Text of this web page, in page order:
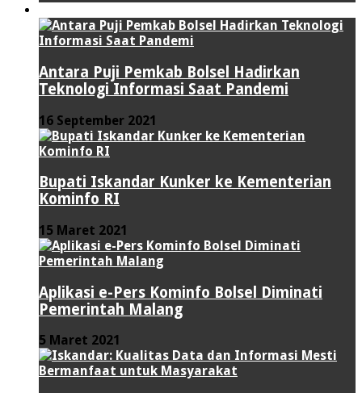
Antara Puji Pemkab Bolsel Hadirkan
Teknologi Informasi Saat Pandemi
16 September 2021
Bupati Iskandar Kunker ke Kementerian
Kominfo RI
15 Maret 2021
Aplikasi e-Pers Kominfo Bolsel Diminati
Pemerintah Malang
5 Maret 2021